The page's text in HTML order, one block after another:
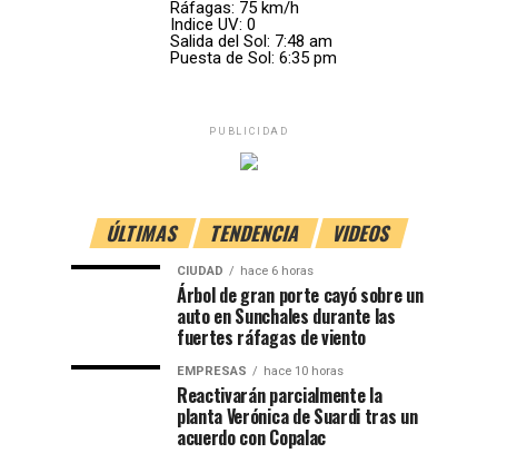
Ráfagas: 75 km/h
Indice UV: 0
Salida del Sol: 7:48 am
Puesta de Sol: 6:35 pm
PUBLICIDAD
ÚLTIMAS TENDENCIA VIDEOS
CIUDAD hace 6 horas
Árbol de gran porte cayó sobre un
auto en Sunchales durante las
fuertes ráfagas de viento
EMPRESAS hace 10 horas
Reactivarán parcialmente la
planta Verónica de Suardi tras un
acuerdo con Copalac